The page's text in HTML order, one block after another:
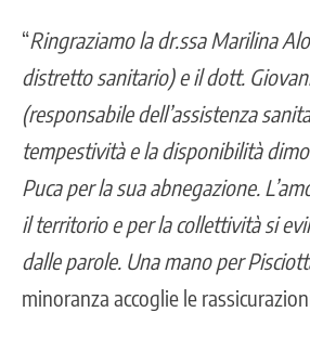
“Ringraziamo la dr.ssa Marilina
distretto sanitario) e il dott.
(responsabile dell’assistenza
tempestività e la disponibilità
Puca per la sua abnegazione.
il territorio e per la collettività si
dalle parole. Una mano per
minoranza accoglie le